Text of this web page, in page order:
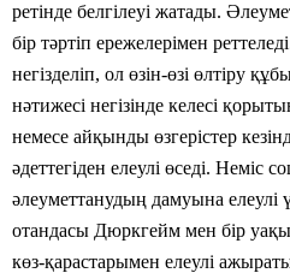
ретінде белгілеуі жатады.
бір тәртіп ережелерімен
негізделіп, ол өзін-өзі өлтіру
нәтижесі негізінде келесі
немесе айқынды өзгерістер
әдеттегіден елеулі өседі. Неміс
әлеуметтанудың дамуына
отандасы Дюркгейм мен бір
көз-қарастарымен елеулі